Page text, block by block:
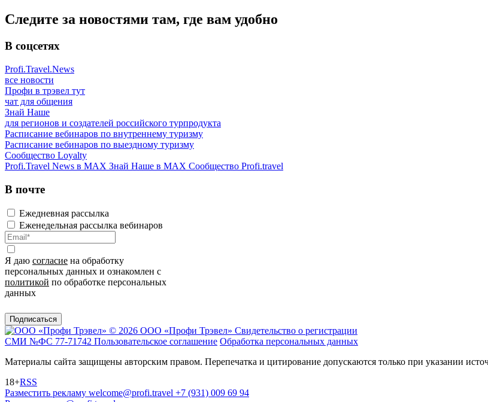
Следите за новостями там, где вам удобно
В соцсетях
Profi.Travel.News
все новости
Профи в трэвел тут
чат для общения
Знай Наше
для регионов и создателей российского турпродукта
Расписание вебинаров по внутреннему туризму
Расписание вебинаров по выездному туризму
Сообщество Loyalty
Profi.Travel News в MAX Знай Наше в MAX Сообщество Profi.travel
В почте
Ежедневная рассылка
Еженедельная рассылка вебинаров
Я даю согласие на обработку
персональных данных и ознакомлен с
политикой по обработке персональных
данных
Подписаться
© 2026 ООО «Профи Трэвeл» Свидетельство о регистрации
СМИ №ФС 77-71742 Пользовательское соглашение Обработка персональных данных
Материалы сайта защищены авторским правом. Перепечатка и цитирование допускаются только при указании
18+RSS
Разместить рекламу welcome@profi.travel +7 (931) 009 69 94